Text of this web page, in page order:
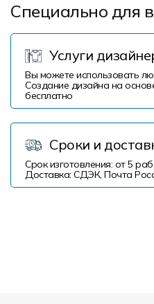
Специально для
Услуги
Вы можете использовать
Создание дизайна на
бесплатно
Сроки и
Срок изготовления: от 5
Доставка: СДЭК, Почта